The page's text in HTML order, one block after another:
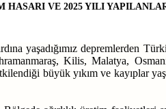
VE 2025 YILI
yaşadığımız depremlerden
Kilis, Malatya,
büyük yıkım ve kayıplar